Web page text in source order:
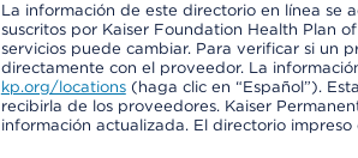
La información de este directorio en línea se
suscritos por Kaiser Foundation Health Plan
servicios puede cambiar. Para verificar si un
directamente con el proveedor. La
kp.org/locations(haga clic en “Español”).
recibirla de los proveedores. Kaiser
información actualizada. El directorio